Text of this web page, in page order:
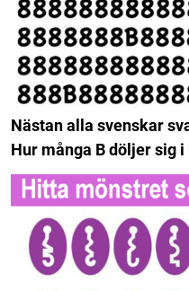
Nästan alla svenskar
Hur många B döljer sig i